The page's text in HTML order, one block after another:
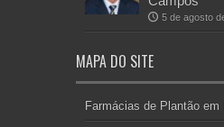
5 de agosto
MAPA DO SITE
Farmácias de Plantão em